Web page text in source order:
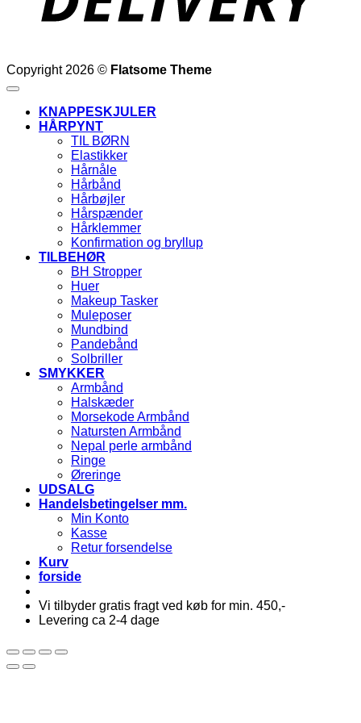
Copyright 2026 © Flatsome Theme
KNAPPESKJULER
HÅRPYNT
TIL BØRN
Elastikker
Hårnåle
Hårbånd
Hårbøjler
Hårspænder
Hårklemmer
Konfirmation og bryllup
TILBEHØR
BH Stropper
Huer
Makeup Tasker
Muleposer
Mundbind
Pandebånd
Solbriller
SMYKKER
Armbånd
Halskæder
Morsekode Armbånd
Natursten Armbånd
Nepal perle armbånd
Ringe
Øreringe
UDSALG
Handelsbetingelser mm.
Min Konto
Kasse
Retur forsendelse
Kurv
forside
Vi tilbyder gratis fragt ved køb for min. 450,-
Levering ca 2-4 dage